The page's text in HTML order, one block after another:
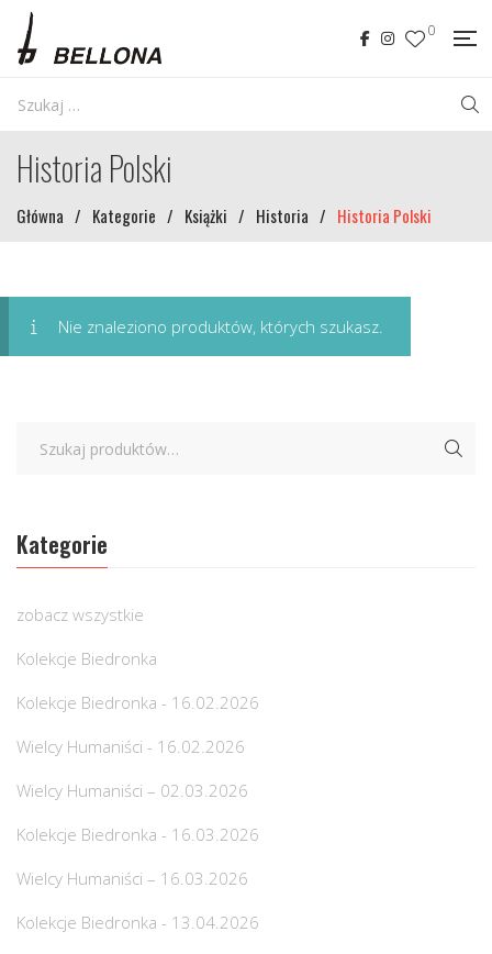
0
Historia Polski
Główna / Kategorie / Książki / Historia / Historia Polski
Nie znaleziono produktów, których szukasz.
Kategorie
zobacz wszystkie
Kolekcje Biedronka
Kolekcje Biedronka - 16.02.2026
Wielcy Humaniści - 16.02.2026
Wielcy Humaniści – 02.03.2026
Kolekcje Biedronka - 16.03.2026
Wielcy Humaniści – 16.03.2026
Kolekcje Biedronka - 13.04.2026